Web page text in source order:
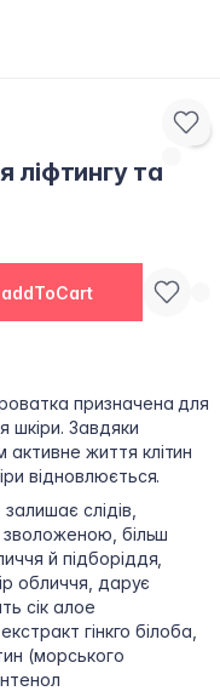
ліфтингу та
призначена для
шкіри. Завдяки
життя клітин
відновлюється.
слідів,
зволоженою, більш
й підборіддя,
обличчя, дарує
сік алое
гінкго білоба,
(морського